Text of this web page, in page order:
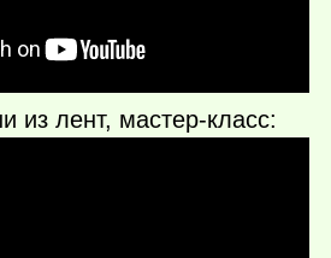
из лент, мастер-класс: